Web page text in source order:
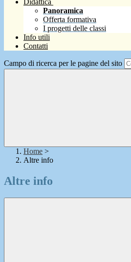
Didattica
Panoramica
Offerta formativa
I progetti delle classi
Info utili
Contatti
Campo di ricerca per le pagine del sito
Home >
Altre info
Altre info